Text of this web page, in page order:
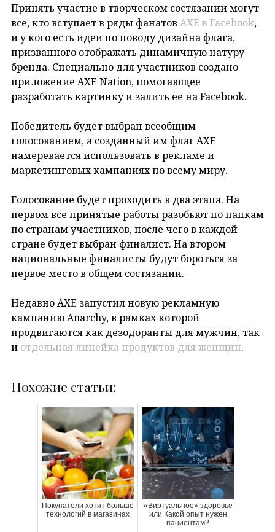
Принять участие в творческом состязании могут
все, кто вступает в ряды фанатов AXE в Facebook,
и у кого есть идеи по поводу дизайна флага,
призванного отображать динамичную натуру
бренда. Специально для участников создано
приложение AXE Nation, помогающее
разработать картинку и залить ее на Facebook.
Победитель будет выбран всеобщим
голосованием, а созданный им флаг AXE
намеревается использовать в рекламе и
маркетинговых кампаниях по всему миру.
Голосование будет проходить в два этапа. На
первом все принятые работы разобьют по папкам
по странам участников, после чего в каждой
стране будет выбран финалист. На втором
национальные финалисты будут бороться за
первое место в общем состязании.
Недавно AXE запустил новую рекламную
кампанию Anarchy, в рамках которой
продвигаются как дезодоранты для мужчин, так
и отдельная линейка продуктов для женщин.
Похожие статьи:
Покупатели хотят больше
технологий в магазинах
«Виртуальное» здоровье
или Какой опыт нужен
пациентам?